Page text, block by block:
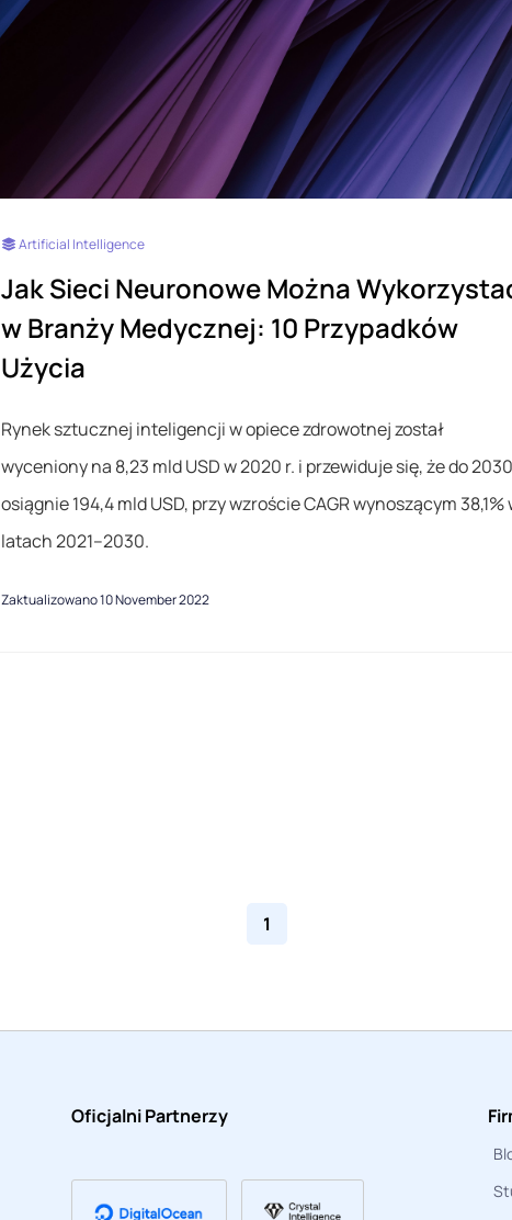
Artificial Intelligence
Jak Sieci Neuronowe Można
w Branży Medycznej: 10 Przypadków
Użycia
Rynek sztucznej inteligencji w opiece zdrowotnej został
wyceniony na 8,23 mld USD w 2020 r. i przewiduje się, że do
osiągnie 194,4 mld USD, przy wzroście CAGR wynoszącym 38,1%
latach 2021–2030.
Zaktualizowano 10 November 2022
1
Oficjalni Partnerzy